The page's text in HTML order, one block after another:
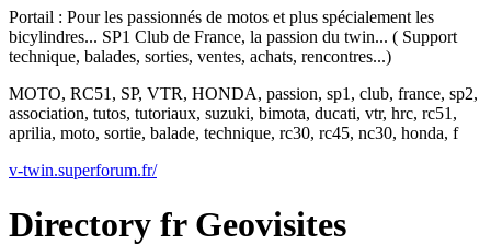
Portail : Pour les passionnés de motos et plus spécialement les
bicylindres... SP1 Club de France, la passion du twin... ( Support
technique, balades, sorties, ventes, achats, rencontres...)
MOTO, RC51, SP, VTR, HONDA, passion, sp1, club, france, sp2,
association, tutos, tutoriaux, suzuki, bimota, ducati, vtr, hrc, rc51,
aprilia, moto, sortie, balade, technique, rc30, rc45, nc30, honda, f
v-twin.superforum.fr/
Directory frGeovisites